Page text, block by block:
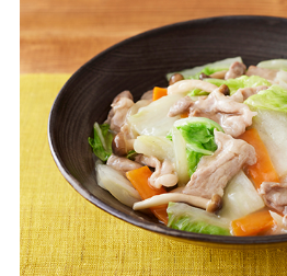
ヤマキ『めんつゆ』
おいしいレシピトップ
主食レシピ
主菜レシピ
汁物レシピ
かつお節・だしを知る
だしの取り方
かつお節の削り方
かつお節・だしをもっと知る
CM・キャンペーン
キャンペーン一覧
企業・採用情報
企業情報
- 百年対話
お問い合わせ
ヤマキお客様相談室
オンラインショップ